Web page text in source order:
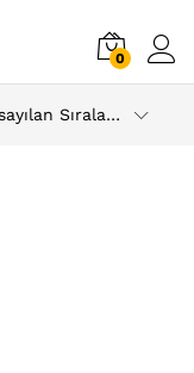
0
Varsayılan Sıralama